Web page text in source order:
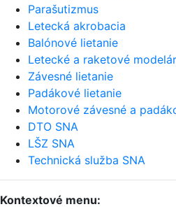
Parašutizmus
Letecká akrobacia
Balónové lietanie
Letecké a raketové
Závesné lietanie
Padákové lietanie
Motorové závesné a
DTO SNA
LŠZ SNA
Technická služba SNA
Kontextové menu: